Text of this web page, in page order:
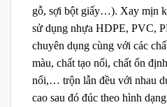
gỗ, sợi bột giấy…). Xay mịn
sử dụng nhựa HDPE, PVC,
chuyên dụng cùng với các
màu, chất tạo nối, chất ổn
nổi,… trộn lẫn đều với nhau
cao sau đó đúc theo hình